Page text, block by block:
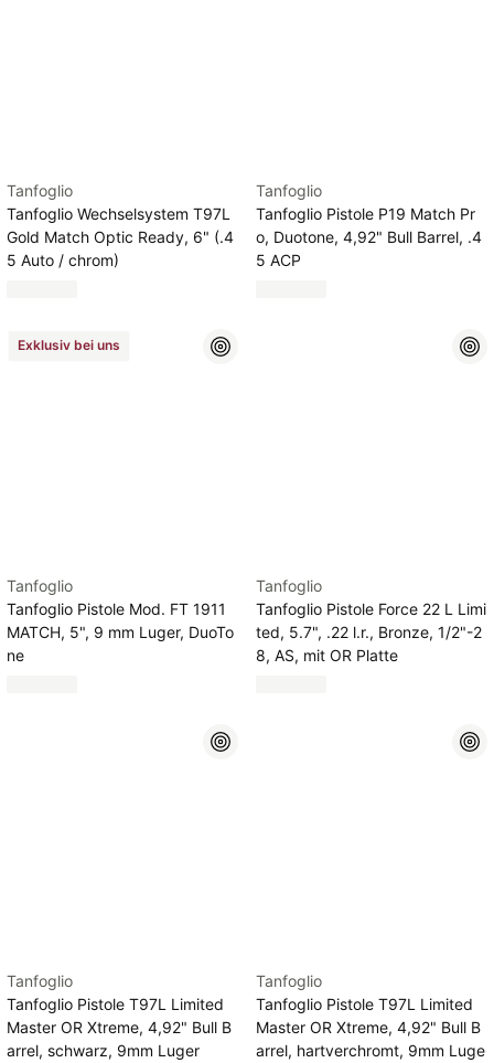
Tanfoglio
Tanfoglio Wechselsystem T97L
Gold Match Optic Ready, 6" (.4
5 Auto / chrom)
Tanfoglio
Tanfoglio Pistole P19 Match Pr
o, Duotone, 4,92" Bull Barrel, .4
5 ACP
Exklusiv bei uns
Tanfoglio
Tanfoglio Pistole Mod. FT 1911
MATCH, 5", 9 mm Luger, DuoTo
ne
Tanfoglio
Tanfoglio Pistole Force 22 L Limi
ted, 5.7", .22 l.r., Bronze, 1/2"-2
8, AS, mit OR Platte
Tanfoglio
Tanfoglio Pistole T97L Limited
Master OR Xtreme, 4,92" Bull B
arrel, schwarz, 9mm Luger
Tanfoglio
Tanfoglio Pistole T97L Limited
Master OR Xtreme, 4,92" Bull B
arrel, hartverchromt, 9mm Luge